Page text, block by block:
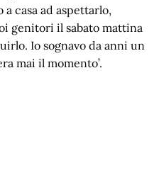
casa ad aspettarlo,
genitori il sabato mattina
Io sognavo da anni un
mai il momento’.